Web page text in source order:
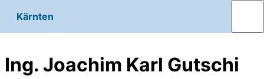
Kärnten
Ing. Joachim Karl Gutschi